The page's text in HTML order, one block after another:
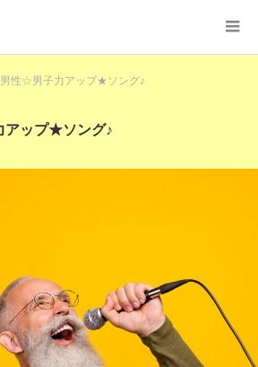
性☆男子力アップ★ソング♪
アップ★ソング♪